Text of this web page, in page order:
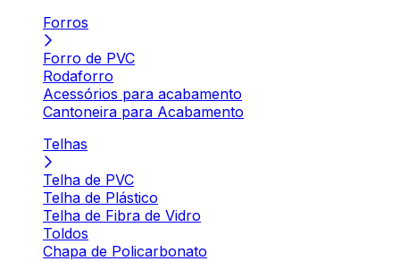
Forros
Forro de PVC
Rodaforro
Acessórios para acabamento
Cantoneira para Acabamento
Telhas
Telha de PVC
Telha de Plástico
Telha de Fibra de Vidro
Toldos
Chapa de Policarbonato